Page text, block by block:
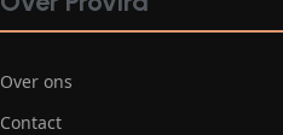
Over ons
Contact